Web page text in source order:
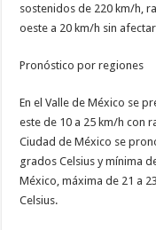
sostenidos de 220 km/h,
oeste a 20 km/h sin
Pronóstico por regiones
En el Valle de México se
este de 10 a 25 km/h con
Ciudad de México se
grados Celsius y mínima
México, máxima de 21 a
Celsius.